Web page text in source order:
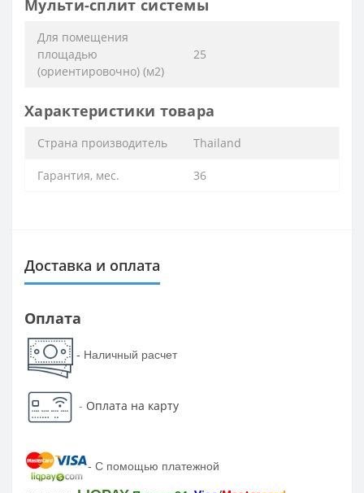
Мульти-сплит системы
Для помещения
площадью
(ориентировочно) (м2)
25
Характеристики товара
Страна производитель Thailand
Гарантия, мес. 36
Доставка и оплата
Оплата
- Наличный расчет
- Оплата на карту
- С помощью платежной